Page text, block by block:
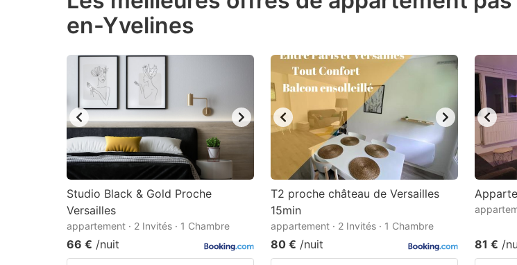
question
key
to
get
the
keyboard
shortcuts
for
changing
dates.
key
to
the
keyboard
shortcuts
for
changing
dates.
en-Yvelines
Studio Black & Gold Proche
Versailles
appartement · 2 Invités · 1 Chambre
66 € /nuit
T2 proche château de Versailles
15min
appartement · 2 Invités · 1 Chambre
80 € /nuit 81 € /